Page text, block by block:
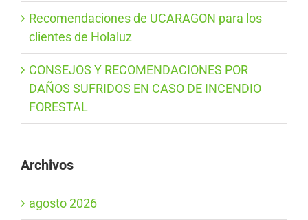
Recomendaciones de UCARAGON para los
clientes de Holaluz
CONSEJOS Y RECOMENDACIONES POR
DAÑOS SUFRIDOS EN CASO DE INCENDIO
FORESTAL
Archivos
agosto 2026